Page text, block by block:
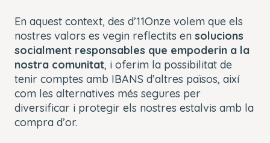
En aquest context, des d’11Onze volem que els
nostres valors es vegin reflectits en solucions
socialment responsables que empoderin a la
nostra comunitat, i oferim la possibilitat de
tenir comptes amb IBANS d’altres països, així
com les alternatives més segures per
diversificar i protegir els nostres estalvis amb la
compra d’or.